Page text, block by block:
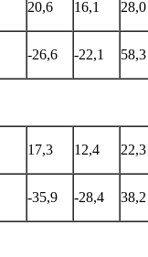
20,6 16,1 28,0
-26,6 -22,1 58,3
17,3 12,4 22,3
-35,9 -28,4 38,2